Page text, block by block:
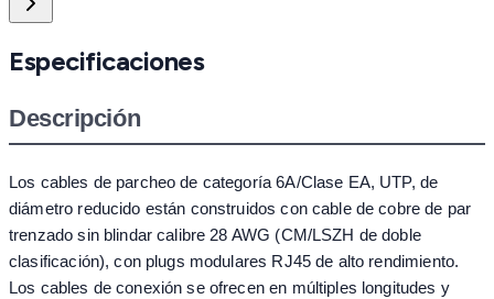
Especificaciones
Descripción
Los cables de parcheo de categoría 6A/Clase EA, UTP, de
diámetro reducido están construidos con cable de cobre de par
trenzado sin blindar calibre 28 AWG (CM/LSZH de doble
clasificación), con plugs modulares RJ45 de alto rendimiento.
Los cables de conexión se ofrecen en múltiples longitudes y